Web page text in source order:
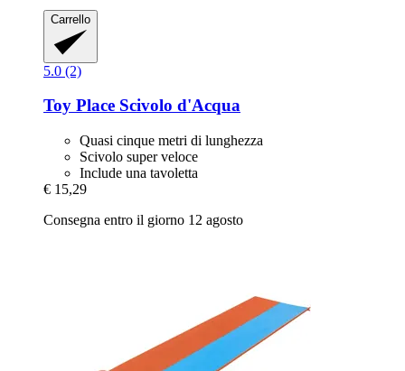
Carrello
5.0 (2)
Toy Place Scivolo d'Acqua
Quasi cinque metri di lunghezza
Scivolo super veloce
Include una tavoletta
€ 15,29
Consegna entro il giorno 12 agosto